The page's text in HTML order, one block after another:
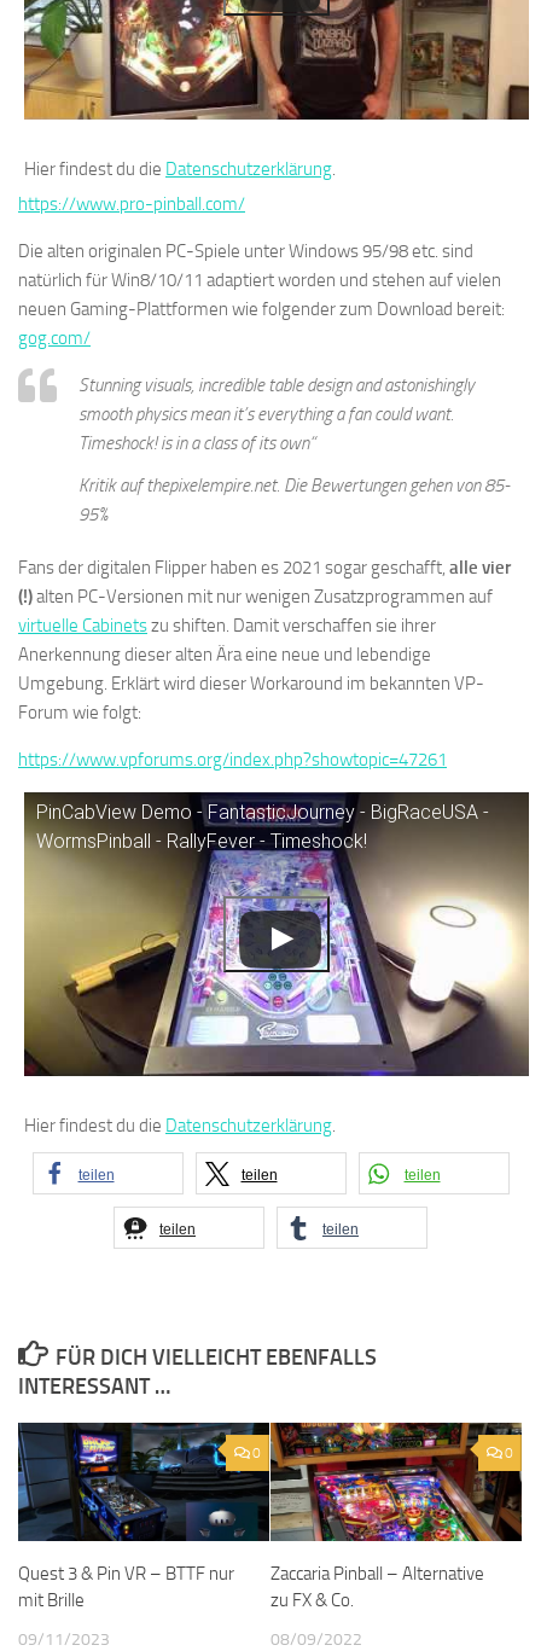
Hier findest du die Datenschutzerklärung
https://www.pro-pinball.com/
Die alten originalen PC-Spiele unter Windows 95/98 etc. sind
natürlich für Win8/10/11 adaptiert worden und stehen auf vielen
neuen Gaming-Plattformen wie folgender zum Download bereit:
gog.com/
Stunning visuals, incredible table design and astonishingly
smooth physics mean it’s everything a fan could want.
Timeshock! isin a class of its own“
Kritik aufthepixelempire.net. Die Bewertungen gehen von 85-
95%
Fans der digitalen Flipper haben es 2021 sogar geschafft, alle vier
(!)alten PC-Versionen mit nur wenigen Zusatzprogrammen auf
virtuelle Cabinetszu shiften. Damit verschaffen sie ihrer
Anerkennung dieser alten Ära eine neue und lebendige
Umgebung. Erklärt wird dieser Workaround im bekannten VP-
Forum wie folgt:
https://www.vpforums.org/index.php?showtopic=47261
PinCabView Demo - FantasticJourney - BigRaceUSA -
WormsPinball - RallyFever - Timeshock!
Hier findest du die Datenschutzerklärung.
teilen teilen teilen
teilen teilen
FÜR DICH VIELLEICHT EBENFALLS
INTERESSANT …
0
Quest 3 & Pin VR – BTTF nur
mit Brille
09/11/2023
0
Zaccaria Pinball – Alternative
zu FX & Co.
08/09/2022